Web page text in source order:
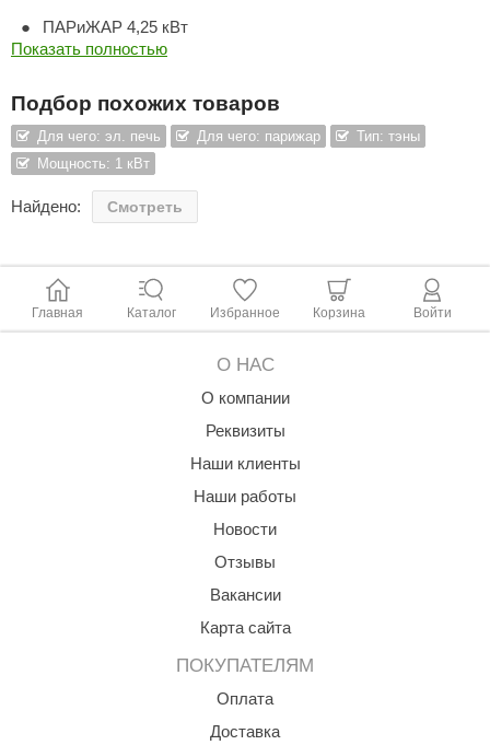
Woods
ПАРиЖАР 4,25 кВт
Показать полностью
Подбор похожих товаров
Для чего: эл. печь Для чего: парижар
Тип: тэны
Мощность: 1 кВт
Найдено: Смотреть
Главная Каталог Избранное Корзина Войти
О НАС
О компании
Реквизиты
Наши клиенты
Наши работы
Новости
Отзывы
Вакансии
Карта сайта
ПОКУПАТЕЛЯМ
Оплата
Доставка